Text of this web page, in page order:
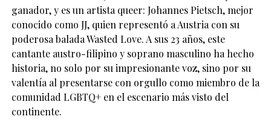
ganador, y es un artista queer: Johannes Pietsch, mejor
conocido como JJ, quien representó a Austria con su
poderosa balada Wasted Love. A sus 23 años, este
cantante austro-filipino y soprano masculino ha hecho
historia, no solo por su impresionante voz, sino por su
valentía al presentarse con orgullo como miembro de la
comunidad LGBTQ+ en el escenario más visto del
continente.